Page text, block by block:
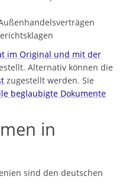
im Original und mit der
Alternativ können die
zugestellt werden. Sie
beglaubigte Dokumente
in
sind den deutschen